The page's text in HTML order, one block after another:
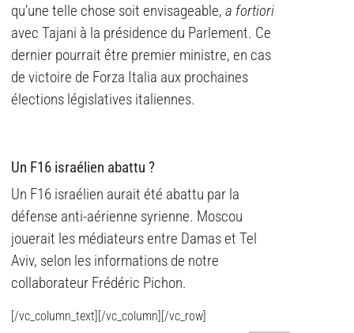
qu’une telle chose soit envisageable, a fortiori
avec Tajani à la présidence du Parlement. Ce
dernier pourrait être premier ministre, en cas
de victoire de Forza Italia aux prochaines
élections législatives italiennes.
Un F16 israélien abattu ?
Un F16 israélien aurait été abattu par la
défense anti-aérienne syrienne. Moscou
jouerait les médiateurs entre Damas et Tel
Aviv, selon les informations de notre
collaborateur Frédéric Pichon.
[/vc_column_text][/vc_column][/vc_row]